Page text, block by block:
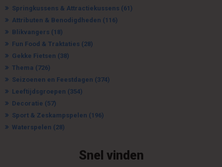
Springkussens & Attractiekussens (61)
Attributen & Benodigdheden (116)
Blikvangers (18)
Fun Food & Traktaties (28)
Gekke Fietsen (38)
Thema (726)
Seizoenen en Feestdagen (374)
Leeftijdsgroepen (354)
Decoratie (57)
Sport & Zeskampspelen (196)
Waterspelen (28)
Snel vinden